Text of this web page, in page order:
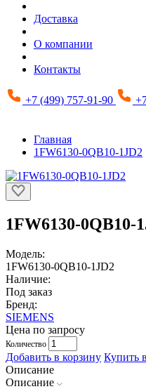
Доставка
О компании
Контакты
+7 (499) 757-91-90
Главная
1FW6130-0QB10-1JD2
1FW6130-0QB10-
Модель:
1FW6130-0QB10-1JD2
Наличие:
Под заказ
Бренд:
SIEMENS
Цена по запросу
Количество
Добавить в корзину Купить
Описание
Описание